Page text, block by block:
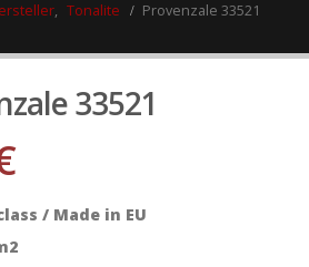
, Tonalite Provenzale 33521
33521
/ Made in EU